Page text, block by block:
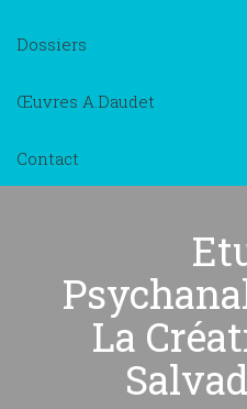
Dossiers
Œuvres A.Daudet
Contact
La